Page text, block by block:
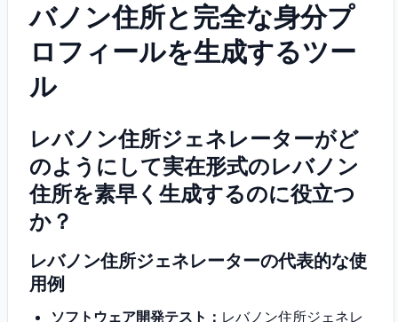
バノン住所と完全な身分プ
ロフィールを生成するツー
ル
レバノン住所ジェネレーターがど
のようにして実在形式のレバノン
住所を素早く生成するのに役立つ
か？
レバノン住所ジェネレーターの代表的な使
用例
ソフトウェア開発テスト： レバノン住所ジェネレ